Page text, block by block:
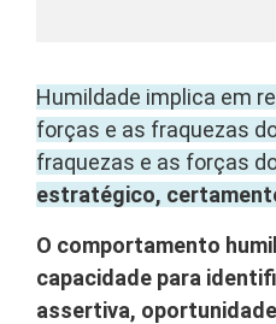
Humildade implica em
forças e as fraquezas
fraquezas e as forças
estratégico,
O comportamento
capacidade para
assertiva,